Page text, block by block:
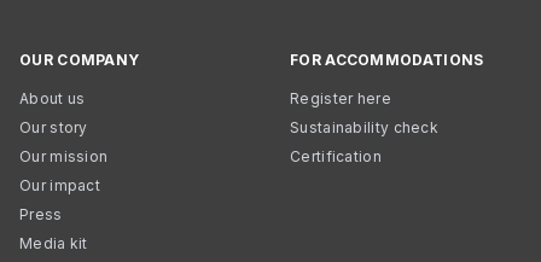
OUR COMPANY
About us
Our story
Our mission
Our impact
Press
Media kit
FOR ACCOMMODATIONS
Register here
Sustainability check
Certification